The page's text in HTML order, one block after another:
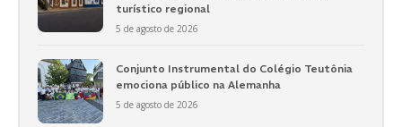
turístico regional
5 de agosto de 2026
Conjunto Instrumental do Colégio Teutônia
emociona público na Alemanha
5 de agosto de 2026